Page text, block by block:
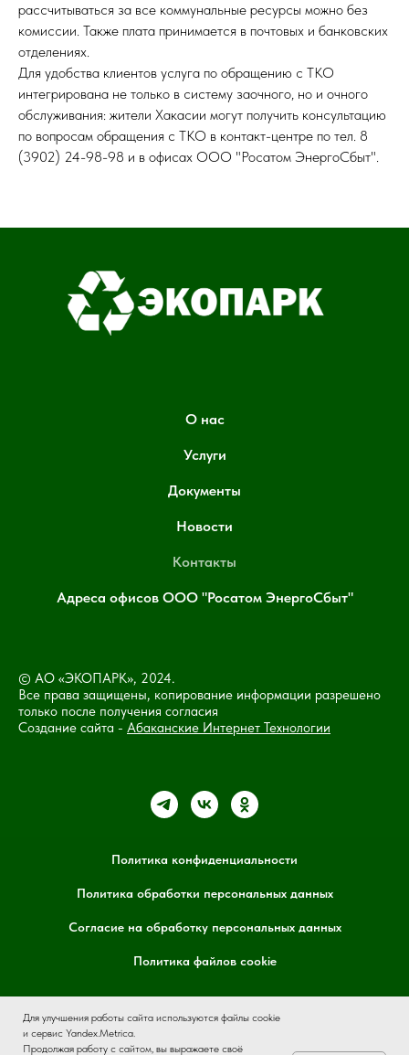
рассчитываться за все коммунальные ресурсы можно без
комиссии. Также плата принимается в почтовых и банковских
отделениях.
Для удобства клиентов услуга по обращению с ТКО
интегрирована не только в систему заочного, но и очного
обслуживания: жители Хакасии могут получить консультацию
по вопросам обращения с ТКО в контакт-центре по тел. 8
(3902) 24-98-98 и в офисах ООО "Росатом ЭнергоСбыт".
О нас
Услуги
Документы
Новости
Контакты
Адреса офисов ООО "Росатом ЭнергоСбыт"
© АО «ЭКОПАРК», 2024.
Все права защищены, копирование информации разрешено
только после получения согласия
Создание сайта - Абаканские Интернет Технологии
Политика конфиденциальности
Политика обработки персональных данных
Согласие на обработку персональных данных
Политика файлов cookie
Для улучшения работы сайта используются файлы cookie и
сервис Yandex.Metrica. Продолжая работу с сайтом, вы
Для улучшения работы сайта используются файлы cookie
и сервис Yandex.Metrica.
Продолжая работу с сайтом, вы выражаете своё